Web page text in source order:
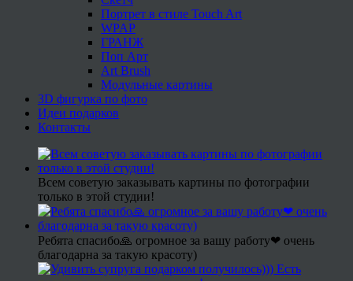
Портрет в стиле Touch Art
WPAP
ГРАНЖ
Поп Арт
Art Brush
Модульные картины
3D фигурка по фото
Идеи подарков
Контакты
Всем советую заказывать картины по фотографии
только в этой студии!
Ребята спасибо🙏 огромное за вашу работу❤ очень
благодарна за такую красоту)